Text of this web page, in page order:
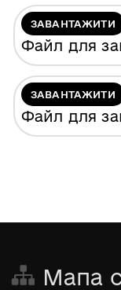
ЗАВАНТАЖИТИ
Файл для
ЗАВАНТАЖИТИ
Файл для
Мапа